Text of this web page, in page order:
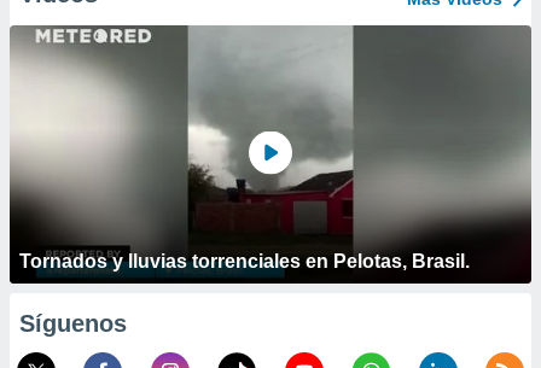
Tornados y lluvias torrenciales en Pelotas, Brasil.
Síguenos